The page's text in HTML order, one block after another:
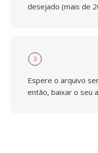
desejado (mais de
3
Espere o arquivo
então, baixar o seu